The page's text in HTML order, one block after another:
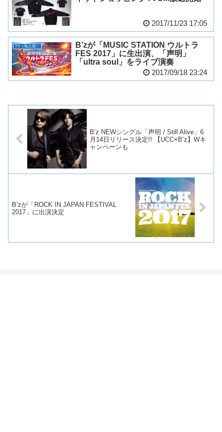
2017/11/23 17:05
TV（地上波）
B’zが「MUSIC STATION ウルトラ
FES 2017」に生出演、「声明」
「ultra soul」をライブ演奏
2017/09/18 23:24
B’z NEWシングル「声明 / Still Alive」6
月14日リリース決定!! 【UCC×B’z】Wキ
ャンペーンも
B’zが「ROCK IN JAPAN FESTIVAL
2017」に出演決定